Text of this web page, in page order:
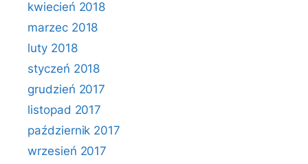
kwiecień 2018
marzec 2018
luty 2018
styczeń 2018
grudzień 2017
listopad 2017
październik 2017
wrzesień 2017